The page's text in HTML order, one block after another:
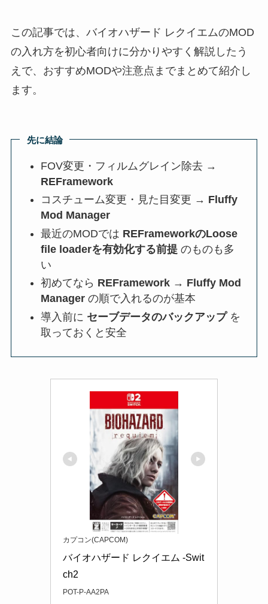
この記事では、バイオハザード レクイエムのMOD
の入れ方を初心者向けに分かりやすく解説したう
えで、おすすめMODや注意点までまとめて紹介し
ます。
先に結論
FOV変更・フィルムグレイン除去 →
REFramework
コスチューム変更・見た目変更 → Fluffy
Mod Manager
最近のMODでは REFrameworkのLoose
file loaderを有効化する前提 のものも多
い
初めてなら REFramework → Fluffy Mod
Manager の順で入れるのが基本
導入前に セーブデータのバックアップを
取っておくと安全
カプコン(CAPCOM)
バイオハザード レクイエム -Swit
ch2
POT-P-AA2PA